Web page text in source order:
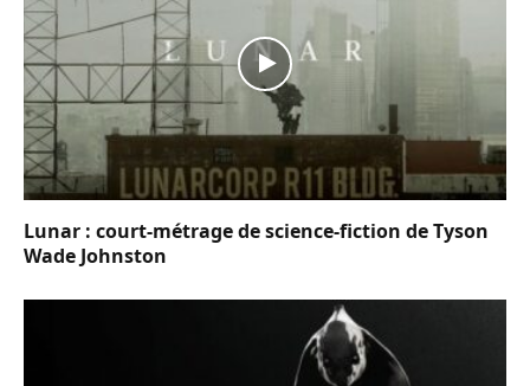
Lunar : court-métrage de science-fiction de Tyson
Wade Johnston